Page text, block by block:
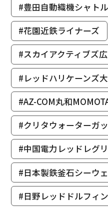
#豊田自動織機シャト
#花園近鉄ライナーズ
#スカイアクティブズ
#レッドハリケーンズ
#AZ-COM丸和
#クリタウォーターガ
#中国電力レッドレグ
#日本製鉄釜石シーウ
#日野レッドドルフィ